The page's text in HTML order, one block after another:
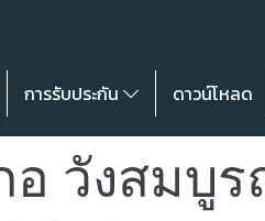
การรับประกัน ดาวน์โหลด
อ วังสมบู